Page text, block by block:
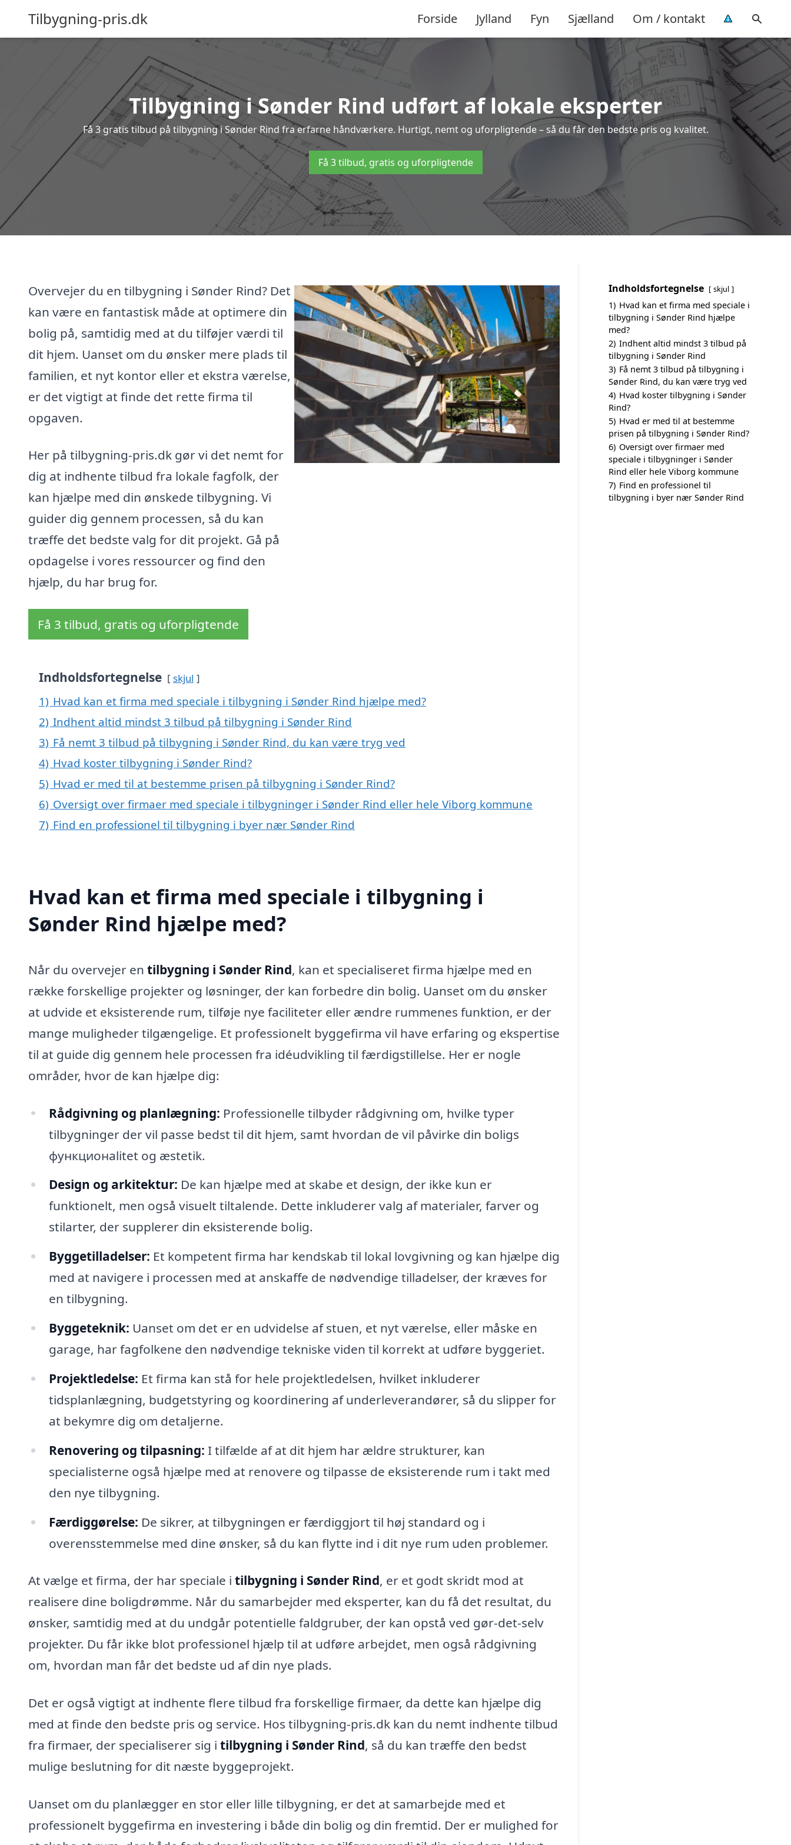
Tilbygning-pris.dk Forside Jylland Fyn Sjælland Om / kontakt
Tilbygning i Sønder Rind udført af lokale eksperter
Få 3 gratis tilbud på tilbygning i Sønder Rind fra erfarne håndværkere. Hurtigt, nemt og uforpligtende – så du får den bedste pris og kvalitet.
Få 3 tilbud, gratis og uforpligtende
Overvejer du en tilbygning i Sønder Rind? Det
kan være en fantastisk måde at optimere din
bolig på, samtidig med at du tilføjer værdi til
dit hjem. Uanset om du ønsker mere plads til
familien, et nyt kontor eller et ekstra værelse,
er det vigtigt at finde det rette firma til
opgaven.
Her på tilbygning-pris.dk gør vi det nemt for
dig at indhente tilbud fra lokale fagfolk, der
kan hjælpe med din ønskede tilbygning. Vi
guider dig gennem processen, så du kan
træffe det bedste valg for dit projekt. Gå på
opdagelse i vores ressourcer og find den
hjælp, du har brug for.
Få 3 tilbud, gratis og uforpligtende
Indholdsfortegnelse skjul
1) Hvad kan et firma med speciale i tilbygning i Sønder Rind hjælpe med?
2) Indhent altid mindst 3 tilbud på tilbygning i Sønder Rind
3) Få nemt 3 tilbud på tilbygning i Sønder Rind, du kan være tryg ved
4) Hvad koster tilbygning i Sønder Rind?
5) Hvad er med til at bestemme prisen på tilbygning i Sønder Rind?
6) Oversigt over firmaer med speciale i tilbygninger i Sønder Rind eller hele Viborg kommune
7) Find en professionel til tilbygning i byer nær Sønder Rind
Hvad kan et firma med speciale i tilbygning i
Sønder Rind hjælpe med?
Når du overvejer en tilbygning i Sønder Rind, kan et specialiseret firma hjælpe med en
række forskellige projekter og løsninger, der kan forbedre din bolig. Uanset om du ønsker
at udvide et eksisterende rum, tilføje nye faciliteter eller ændre rummenes funktion, er der
mange muligheder tilgængelige. Et professionelt byggefirma vil have erfaring og ekspertise
til at guide dig gennem hele processen fra idéudvikling til færdigstillelse. Her er nogle
områder, hvor de kan hjælpe dig:
Rådgivning og planlægning: Professionelle tilbyder rådgivning om, hvilke typer
tilbygninger der vil passe bedst til dit hjem, samt hvordan de vil påvirke din boligs
функционalitet og æstetik.
Design og arkitektur: De kan hjælpe med at skabe et design, der ikke kun er
funktionelt, men også visuelt tiltalende. Dette inkluderer valg af materialer, farver og
stilarter, der supplerer din eksisterende bolig.
Byggetilladelser: Et kompetent firma har kendskab til lokal lovgivning og kan hjælpe dig
med at navigere i processen med at anskaffe de nødvendige tilladelser, der kræves for
en tilbygning.
Byggeteknik: Uanset om det er en udvidelse af stuen, et nyt værelse, eller måske en
garage, har fagfolkene den nødvendige tekniske viden til korrekt at udføre byggeriet.
Projektledelse: Et firma kan stå for hele projektledelsen, hvilket inkluderer
tidsplanlægning, budgetstyring og koordinering af underleverandører, så du slipper for
at bekymre dig om detaljerne.
Renovering og tilpasning: I tilfælde af at dit hjem har ældre strukturer, kan
specialisterne også hjælpe med at renovere og tilpasse de eksisterende rum i takt med
den nye tilbygning.
Færdiggørelse: De sikrer, at tilbygningen er færdiggjort til høj standard og i
overensstemmelse med dine ønsker, så du kan flytte ind i dit nye rum uden problemer.
At vælge et firma, der har speciale i tilbygning i Sønder Rind, er et godt skridt mod at
realisere dine boligdrømme. Når du samarbejder med eksperter, kan du få det resultat, du
ønsker, samtidig med at du undgår potentielle faldgruber, der kan opstå ved gør-det-selv
projekter. Du får ikke blot professionel hjælp til at udføre arbejdet, men også rådgivning
om, hvordan man får det bedste ud af din nye plads.
Det er også vigtigt at indhente flere tilbud fra forskellige firmaer, da dette kan hjælpe dig
med at finde den bedste pris og service. Hos tilbygning-pris.dk kan du nemt indhente tilbud
fra firmaer, der specialiserer sig i tilbygning i Sønder Rind, så du kan træffe den bedst
mulige beslutning for dit næste byggeprojekt.
Uanset om du planlægger en stor eller lille tilbygning, er det at samarbejde med et
professionelt byggefirma en investering i både din bolig og din fremtid. Der er mulighed for
Indholdsfortegnelse skjul
1) Hvad kan et firma med speciale i
tilbygning i Sønder Rind hjælpe
med?
2) Indhent altid mindst 3 tilbud på
tilbygning i Sønder Rind
3) Få nemt 3 tilbud på tilbygning i
Sønder Rind, du kan være tryg ved
4) Hvad koster tilbygning i Sønder
Rind?
5) Hvad er med til at bestemme
prisen på tilbygning i Sønder Rind?
6) Oversigt over firmaer med
speciale i tilbygninger i Sønder
Rind eller hele Viborg kommune
7) Find en professionel til
tilbygning i byer nær Sønder Rind